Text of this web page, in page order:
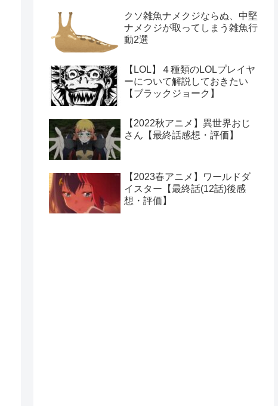
クソ雑魚ナメクジならぬ、中堅
ナメクジが取ってしまう雑魚行
動2選
【LOL】４種類のLOLプレイヤ
ーについて解説しておきたい
【ブラックジョーク】
【2022秋アニメ】異世界おじ
さん【最終話感想・評価】
【2023春アニメ】ワールドダ
イスター【最終話(12話)後感
想・評価】